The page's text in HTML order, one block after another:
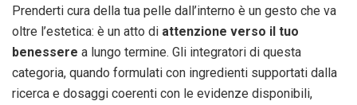
Prenderti cura della tua pelle dall’interno è un gesto che va
oltre l’estetica: è un atto di attenzione verso il tuo
benessere a lungo termine. Gli integratori di questa
categoria, quando formulati con ingredienti supportati dalla
ricerca e dosaggi coerenti con le evidenze disponibili,